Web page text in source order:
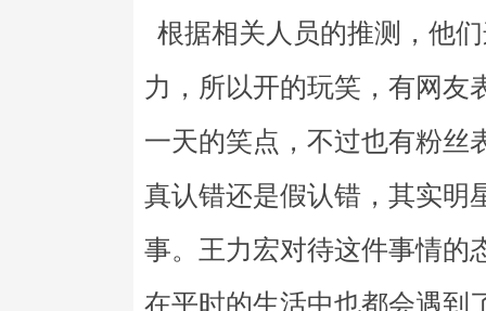
根据相关人员的推测，他
力，所以开的玩笑，有网友
一天的笑点，不过也有粉丝
真认错还是假认错，其实明
事。王力宏对待这件事情的
在平时的生活中也都会遇到